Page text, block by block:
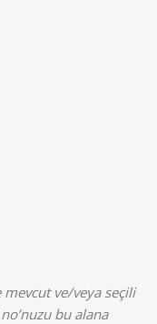
mevcut ve/veya seçili
bu alana